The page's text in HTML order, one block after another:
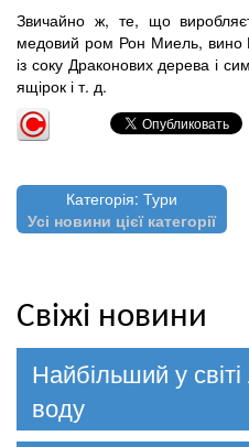
Звичайно ж, те, що
медовий ром Рон Миель, вино
із соку Драконових дерева і
ящірок і т. д.
Категорія: Тури
Усі новини цієї категорії
Свіжі новини
Найбільший у
воду